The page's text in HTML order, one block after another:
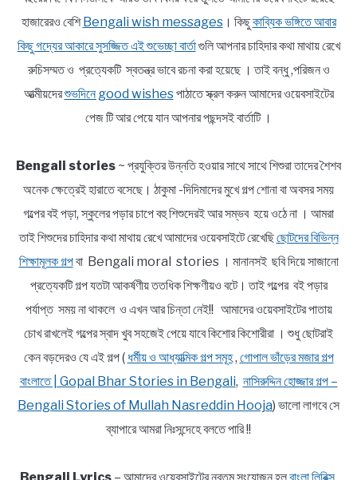
হাজারেরও বেশিBengali wish messages। কিছুকাব্যিক ভঙ্গিতে আবার
কিছু গদ্যের আকারে সুসজ্জিত এই শুভেচ্ছা বার্তাগুলি আপনার চাহিদার কথা মাথায় রেখে
রুচিসম্মত ও প্রত্যেকটি স্বতন্ত্র ভাবে রচনা করা হয়েছে । তাই বন্ধু ,পরিজন ও
আত্মীয়দেরশুভদিনে good wishesপাঠাতে স্ক্রল করুন আমাদের ওয়েবসাইটের
পেজ টি আর পেয়ে যান আপনার পছন্দসই বার্তাটি ।
Bengali stories ~ প্রযুক্তির উন্নতি হওয়ার সাথে সাথে শিশুরা তাদের শৈশব
অনেক ক্ষেত্রেই হারাতে বসেছে। ঠাকুমা -দিদিমাদের মুখে গল্প শোনা বা অবসর সময়
গল্পের বই পড়া, স্কুলের পড়ার চাপে বহু শিশুদেরই আর সম্ভব হয়ে ওঠে না । আমরা
তাই শিশুদের চাহিদার কথা মাথায় রেখে আমাদের ওয়েবসাইটে রেখেছিছোটদের বিভিন্ন
শিক্ষামূলক গল্পবা Bengali moral stories । মানানসই ছবি দিয়ে সাজানো
প্রত্যেকটি গল্প যতটা আকর্ষণীয় ততধিক শিক্ষণীয়ও বটে। তাই গল্পের বই পড়ার
পর্যাপ্ত সময় না থাকলে ও এখন আর চিন্তা নেই!! আমাদের ওয়েবসাইটের পাতায়
চোখ রাখলেই গল্পের স্বাদ খুব সহজেই পেয়ে যাবে কিশোর কিশোরীরা । শুধু ছোটরাই
কেন বড়দেরও যে এই গল্প ( ধর্মীয় ও আধ্যাত্মিক গল্প সমূহ, গোপাল ভাঁড়ের মজার গল্প
বাংলাতে | Gopal Bhar Stories in Bengali, নাসিরুদ্দিন হোজ্জার গল্প –
Bengali Stories of Mullah Nasreddin Hooja) ভালো লাগবে সে
ব্যাপারে আমরা নিঃসন্দেহে বলতে পারি !!